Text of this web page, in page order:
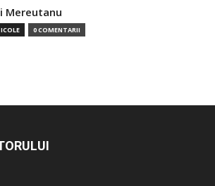
Mereutanu
0 COMENTARII